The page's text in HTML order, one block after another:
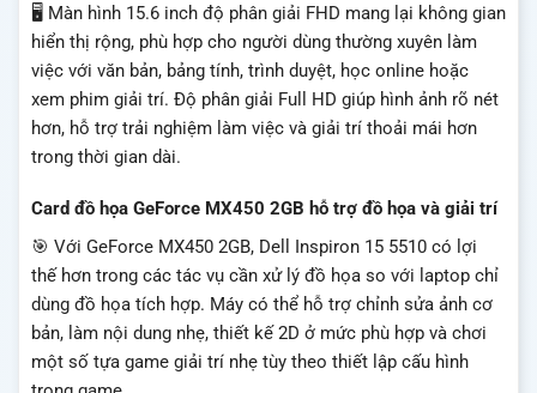
🖥️ Màn hình 15.6 inch độ phân giải FHD mang lại không gian
hiển thị rộng, phù hợp cho người dùng thường xuyên làm
việc với văn bản, bảng tính, trình duyệt, học online hoặc
xem phim giải trí. Độ phân giải Full HD giúp hình ảnh rõ nét
hơn, hỗ trợ trải nghiệm làm việc và giải trí thoải mái hơn
trong thời gian dài.
Card đồ họa GeForce MX450 2GB hỗ trợ đồ họa và giải trí
🎯 Với GeForce MX450 2GB, Dell Inspiron 15 5510 có lợi
thế hơn trong các tác vụ cần xử lý đồ họa so với laptop chỉ
dùng đồ họa tích hợp. Máy có thể hỗ trợ chỉnh sửa ảnh cơ
bản, làm nội dung nhẹ, thiết kế 2D ở mức phù hợp và chơi
một số tựa game giải trí nhẹ tùy theo thiết lập cấu hình